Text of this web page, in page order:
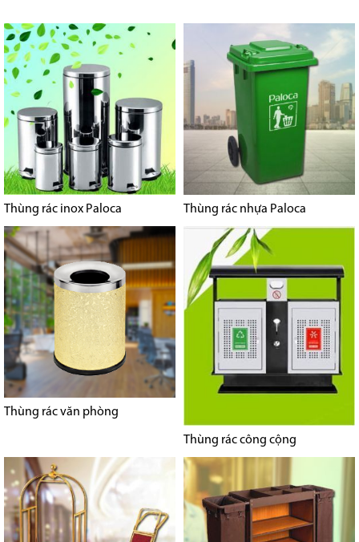
Thùng rác inox Paloca Thùng rác nhựa Paloca
Thùng rác văn phòng
Thùng rác công cộng